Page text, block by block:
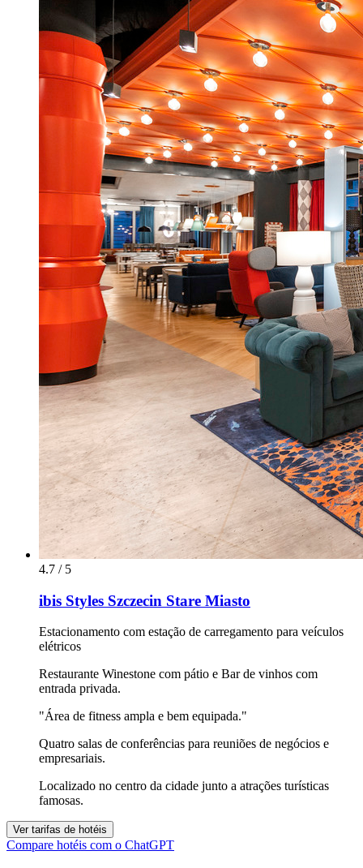
4.7 / 5
ibis Styles Szczecin Stare Miasto
Estacionamento com estação de carregamento para veículos
elétricos
Restaurante Winestone com pátio e Bar de vinhos com
entrada privada.
"Área de fitness ampla e bem equipada."
Quatro salas de conferências para reuniões de negócios e
empresariais.
Localizado no centro da cidade junto a atrações turísticas
famosas.
Ver tarifas de hotéis
Compare hotéis com o ChatGPT